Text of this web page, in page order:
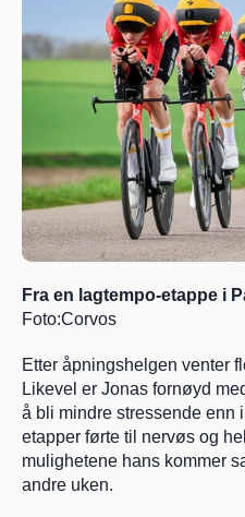
Foto:Corvos
Etter åpningshelgen venter
Likevel er Jonas fornøyd
å bli mindre stressende enn
etapper førte til nervøs og
mulighetene hans kommer
andre uken.